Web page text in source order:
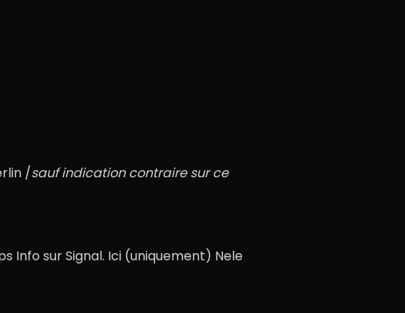
/sauf indication contraire sur ce
Info sur Signal. Ici (uniquement) Nele